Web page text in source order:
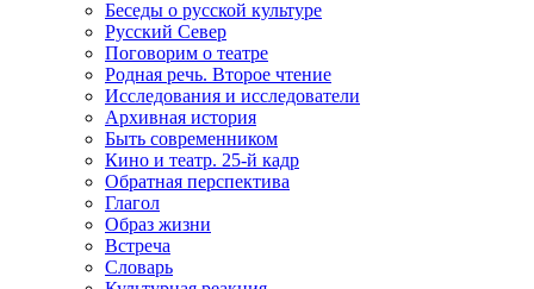
Беседы о русской культуре
Русский Север
Поговорим о театре
Родная речь. Второе чтение
Исследования и исследователи
Архивная история
Быть современником
Кино и театр. 25-й кадр
Обратная перспектива
Глагол
Образ жизни
Встреча
Словарь